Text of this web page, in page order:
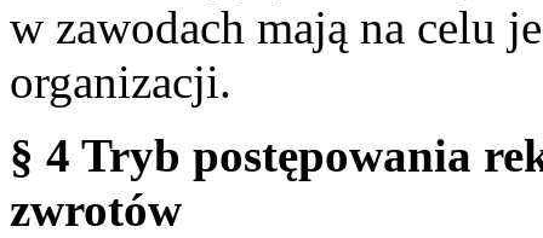
w zawodach mają na celu
organizacji.
§ 4 Tryb postępowania
zwrotów